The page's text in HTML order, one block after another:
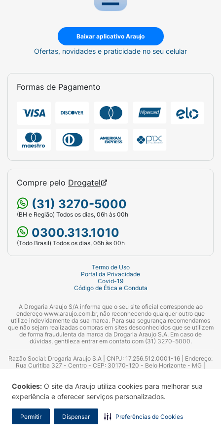
Cookies: O site da Araujo utiliza cookies para melhorar sua
experiência e oferecer serviços personalizados.
Permitir Dispensar Preferências de Cookies
Baixar aplicativo Araujo
Ofertas, novidades e praticidade no seu celular
Formas de Pagamento
Compre pelo Drogatel
(31) 3270-5000
(BH e Região) Todos os dias, 06h às 00h
0300.313.1010
(Todo Brasil) Todos os dias, 06h às 00h
Termo de Uso
Portal da Privacidade
Covid-19
Código de Ética e Conduta
A Drogaria Araujo S/A informa que o seu site oficial corresponde ao
endereço www.araujo.com.br, não reconhecendo qualquer outro que
utilize indevidamente da sua marca. Para sua segurança recomendamos
que não sejam realizadas compras em sites desconhecidos que se utilizem
de forma fraudulenta da marca da Drogaria Araujo S.A. Em caso de
dúvidas, gentileza entrar em contato com (31) 3270-5000.
Razão Social: Drogaria Araujo S.A | CNPJ: 17.256.512.0001-16 | Endereço:
Rua Curitiba 327 - Centro - CEP: 30170-120 - Belo Horizonte - MG |
Azevedo Guimarães – CRF 10.965 | Yasmin Silva Alvarenga – CRF 52.584 -
Consultor substituto: Thiago Aguiar Pinheiro - CRF Nº 13.748. Alvará
Sanitário: 2025020713 | Autorização de Funcionamento da Empresa (AFE):